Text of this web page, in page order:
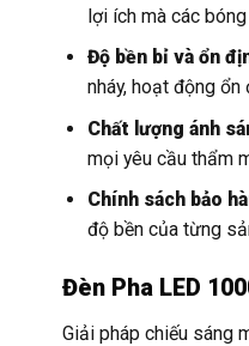
lợi ích mà các
Độ bền bỉ và ổn
nháy, hoạt động
Chất lượng ánh
mọi yêu cầu thẩm
Chính sách bảo
độ bền của từng
Đèn Pha LED
Giải pháp chiếu sáng